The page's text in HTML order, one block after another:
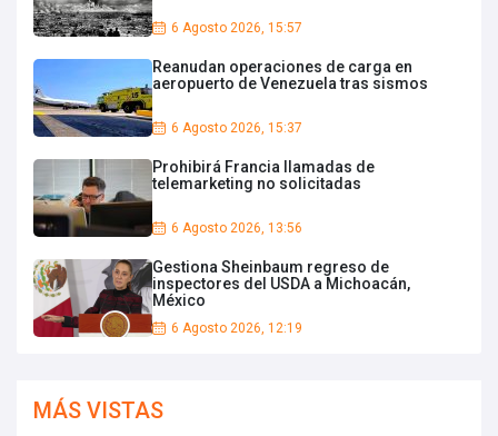
6 Agosto 2026, 15:57
Reanudan operaciones de carga en
aeropuerto de Venezuela tras sismos
6 Agosto 2026, 15:37
Prohibirá Francia llamadas de
telemarketing no solicitadas
6 Agosto 2026, 13:56
Gestiona Sheinbaum regreso de
inspectores del USDA a Michoacán,
México
6 Agosto 2026, 12:19
MÁS VISTAS